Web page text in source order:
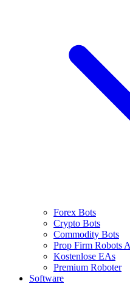
Forex Bots
Crypto Bots
Commodity Bots
Prop Firm Robots
Kostenlose EAs
Premium Roboter
Software